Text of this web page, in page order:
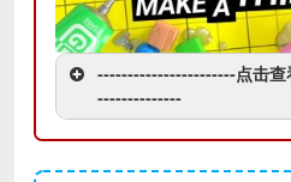
-----------------------点击
--------------